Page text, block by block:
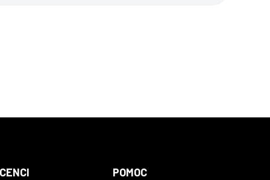
POMOC